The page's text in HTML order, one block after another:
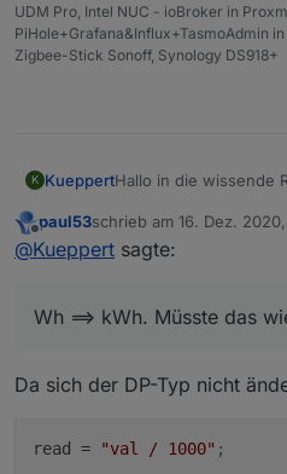
"FLAGS": 1,
"DEFAULT":
0
"_id": "hm-
"object": 1636,
"owner"
}
UDM Pro, Intel NUC - ioBroker in
PiHole+Grafana&Influx+TasmoAdmin
Zigbee-Stick Sonoff, Synology DS918+
K KueppertHallo in die wissende
"Konvertierungen"
Das würde denke ich
//true/false ==>
typeAlias =
typeAlias =
RAW-Datenpunkt:
  "common": {
Offline
paul53schrieb am 16. Dez. 2020,
zuletzt editiert von paul53
@Kueppert sagte:
Wh ==> kWh. Müsste das
Da sich der DP-Typ nicht
read = "val / 1000" ;